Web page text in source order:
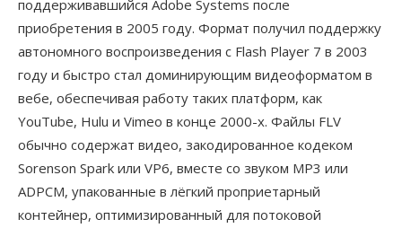
поддерживавшийся Adobe Systems после
приобретения в 2005 году. Формат получил поддержку
автономного воспроизведения с Flash Player 7 в 2003
году и быстро стал доминирующим видеоформатом в
вебе, обеспечивая работу таких платформ, как
YouTube, Hulu и Vimeo в конце 2000-х. Файлы FLV
обычно содержат видео, закодированное кодеком
Sorenson Spark или VP6, вместе со звуком MP3 или
ADPCM, упакованные в лёгкий проприетарный
контейнер, оптимизированный для потоковой